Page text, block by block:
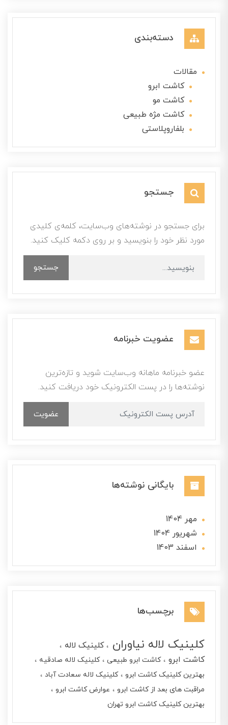
دسته‌بندی
مقالات
کاشت ابرو
کاشت مو
کاشت مژه طبیعی
بلفاروپلاستی
جستجو
برای جستجو در نوشته‌های وب‌سایت، کلمه‌ی کلیدی
مورد نظر خود را بنویسید و بر روی دکمه کلیک کنید.
جستجو
عضویت خبرنامه
عضو خبرنامه ماهانه وب‌سایت شوید و تازه‌ترین
نوشته‌ها را در پست الکترونیک خود دریافت کنید.
عضویت
بایگانی نوشته‌ها
مهر 1404
شهریور 1404
اسفند 1403
برچسب‌ها
کلینیک لاله نیاوران
کلینیک لاله
کاشت ابرو
کاشت ابرو طبیعی
کلینیک لاله صادقیه
بهترین کلینیک کاشت ابرو
کلینیک لاله سعادت آباد
مراقبت های بعد از کاشت ابرو
عوارض کاشت ابرو
بهترین کلینیک کاشت ابرو تهران